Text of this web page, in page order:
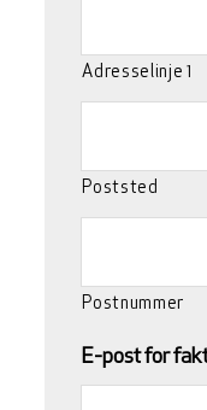
Adresselinje 1
Poststed
Postnummer
E-post for